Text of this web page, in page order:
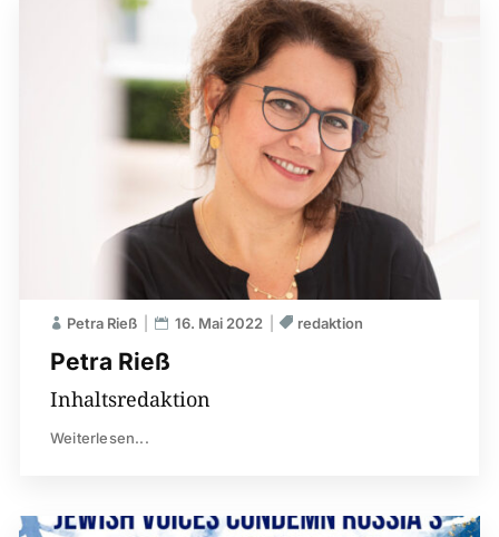
Petra Rieß
Petra Rieß 16. Mai 2022 redaktion
Inhaltsredaktion
Weiterlesen...